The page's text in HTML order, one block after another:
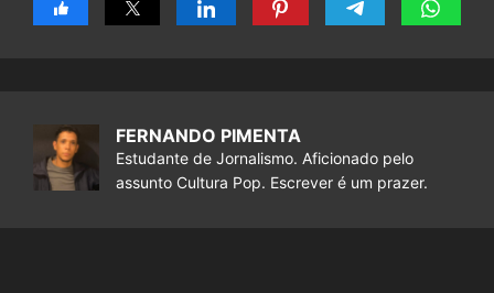
FERNANDO PIMENTA
Estudante de Jornalismo. Aficionado pelo
assunto Cultura Pop. Escrever é um prazer.